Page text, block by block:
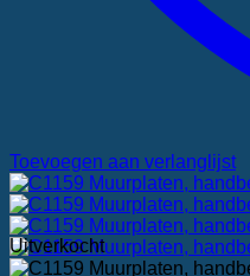
Toevoegen aan verlanglijst
Uitverkocht